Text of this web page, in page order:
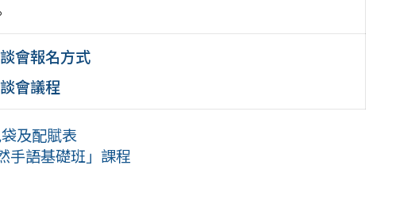
會報名方式
會議程
及配賦表
手語基礎班」課程